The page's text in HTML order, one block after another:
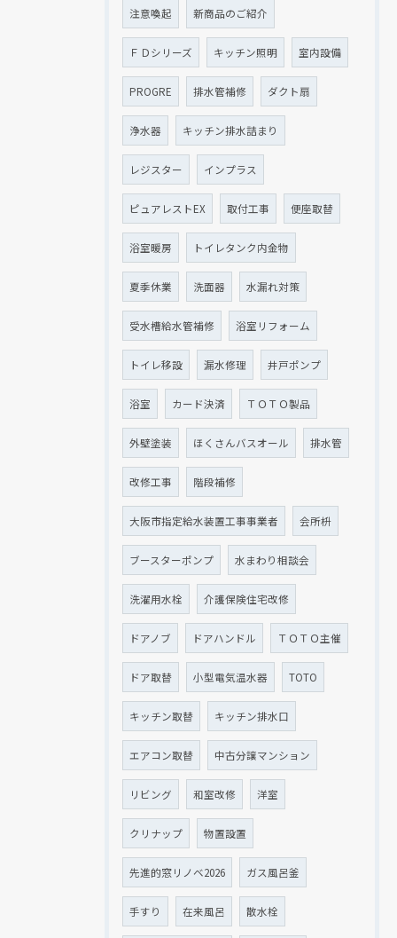
注意喚起 新商品のご紹介
ＦＤシリーズ キッチン照明 室内設備
PROGRE 排水管補修 ダクト扇
浄水器 キッチン排水詰まり
レジスター インプラス
ピュアレストEX 取付工事 便座取替
浴室暖房 トイレタンク内金物
夏季休業 洗面器 水漏れ対策
受水槽給水管補修 浴室リフォーム
トイレ移設 漏水修理 井戸ポンプ
浴室 カード決済 ＴＯＴＯ製品
外壁塗装 ほくさんバスオール 排水管
改修工事 階段補修
大阪市指定給水装置工事事業者 会所枡
ブースターポンプ 水まわり相談会
洗濯用水栓 介護保険住宅改修
ドアノブ ドアハンドル ＴＯＴＯ主催
ドア取替 小型電気温水器 TOTO
キッチン取替 キッチン排水口
エアコン取替 中古分譲マンション
リビング 和室改修 洋室
クリナップ 物置設置
先進的窓リノベ2026 ガス風呂釜
手すり 在来風呂 散水栓